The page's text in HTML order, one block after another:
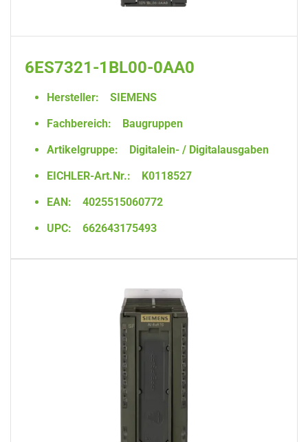
6ES7321-1BL00-0AA0
Hersteller:
SIEMENS
Fachbereich:
Baugruppen
Artikelgruppe:
Digitalein- / Digitalausgaben
EICHLER-Art.Nr.:
K0118527
EAN:
4025515060772
UPC:
662643175493